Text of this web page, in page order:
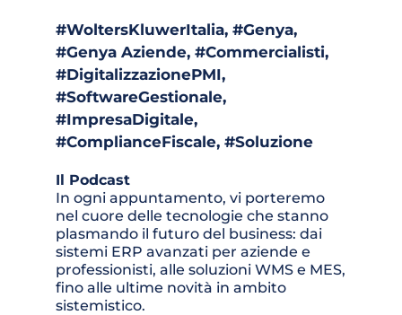
#WoltersKluwerItalia, #Genya,
#Genya Aziende, #Commercialisti,
#DigitalizzazionePMI,
#SoftwareGestionale,
#ImpresaDigitale,
#ComplianceFiscale, #Soluzione
Il Podcast
In ogni appuntamento, vi porteremo
nel cuore delle tecnologie che stanno
plasmando il futuro del business: dai
sistemi ERP avanzati per aziende e
professionisti, alle soluzioni WMS e MES,
fino alle ultime novità in ambito
sistemistico.